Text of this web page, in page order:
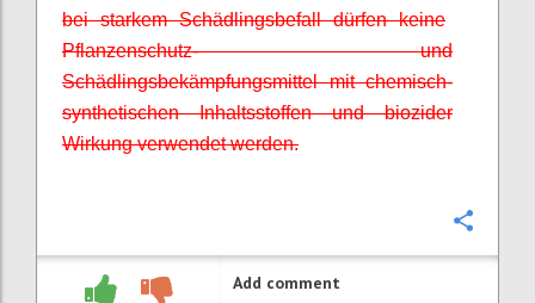
bei starkem Schädlingsbefall dürfen keine
Pflanzenschutz- und
Schädlingsbekämpfungsmittel mit chemisch-
synthetischen Inhaltsstoffen undbiozider
Wirkung verwendet werden.
Add comment